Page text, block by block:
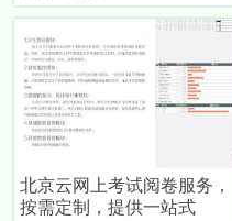
北京云网上考试阅卷服务，
按需定制，提供一站式